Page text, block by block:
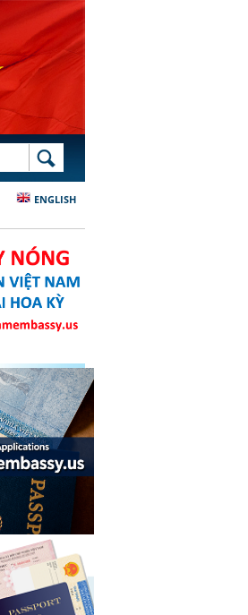
TÌM KIẾM
ENGLISH